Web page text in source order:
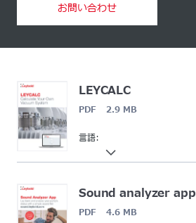
お問い合わせ
LEYCALC
PDF 2.9 MB
言語:
Sound analyzer app
PDF 4.6 MB